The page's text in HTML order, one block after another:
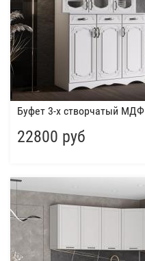
Буфет 3-х створчатый МДФ
22800 руб